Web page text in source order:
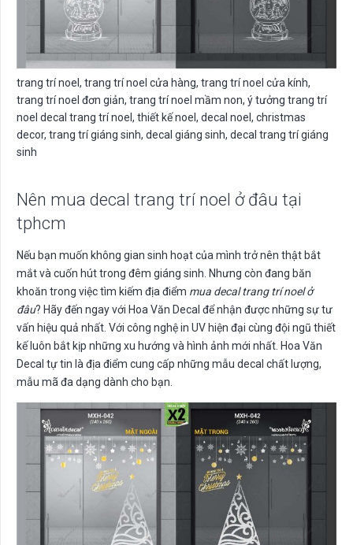
trang trí noel, trang trí noel cửa hàng, trang trí noel cửa kính,
trang trí noel đơn giản, trang trí noel mầm non, ý tưởng trang trí
noel decal trang trí noel, thiết kế noel, decal noel, christmas
decor, trang trí giáng sinh, decal giáng sinh, decal trang trí giáng
sinh
Nên mua decal trang trí noel ở đâu tại
tphcm
Nếu bạn muốn không gian sinh hoạt của mình trở nên thật bắt
mắt và cuốn hút trong đêm giáng sinh. Nhưng còn đang băn
khoăn trong việc tìm kiếm địa điểm mua decal trang trí noel ở
đâu? Hãy đến ngay với Hoa Văn Decal để nhận được những sự tư
vấn hiệu quả nhất. Với công nghệ in UV hiện đại cùng đội ngũ thiết
kế luôn bắt kịp những xu hướng và hình ảnh mới nhất. Hoa Văn
Decal tự tin là địa điểm cung cấp những mẫu decal chất lượng,
mẫu mã đa dạng dành cho bạn.